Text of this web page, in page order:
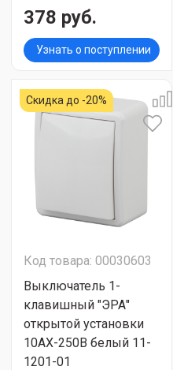
378 руб.
Узнать о поступлении
Скидка до -20%
Код товара: 00030603
Выключатель 1-
клавишный "ЭРА"
открытой установки
10АХ-250В белый 11-
1201-01